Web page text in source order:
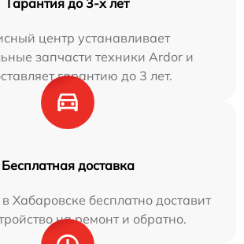
центр устанавливает
запчасти техники Ardor и
гарантию до 3 лет.
Бесплатная доставка
Хабаровске бесплатно доставит
на ремонт и обратно.